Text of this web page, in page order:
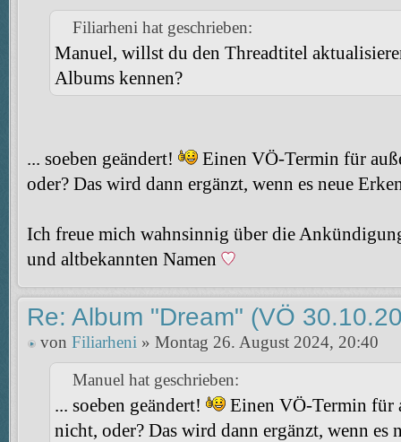
Filiarheni hat geschrieben:
Manuel, willst du den Threadtitel
Albums kennen?
... soeben geändert!
Einen VÖ-Termin für
oder? Das wird dann ergänzt, wenn es neue
Ich freue mich wahnsinnig über die
und altbekannten Namen
Re: Album "Dream" (VÖ
von Filiarheni » Montag 26. August 2024, 20:40
Manuel hat geschrieben:
... soeben geändert!
Einen VÖ-Termin für
nicht, oder? Das wird dann ergänzt, wenn es